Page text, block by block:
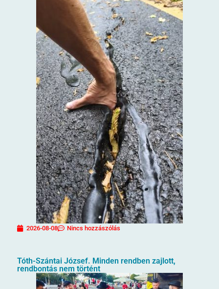
2026-08-08 Nincs hozzászólás
Tóth-Szántai József. Minden rendben zajlott,
rendbontás nem történt